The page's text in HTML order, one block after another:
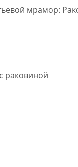
мрамор:
раковиной